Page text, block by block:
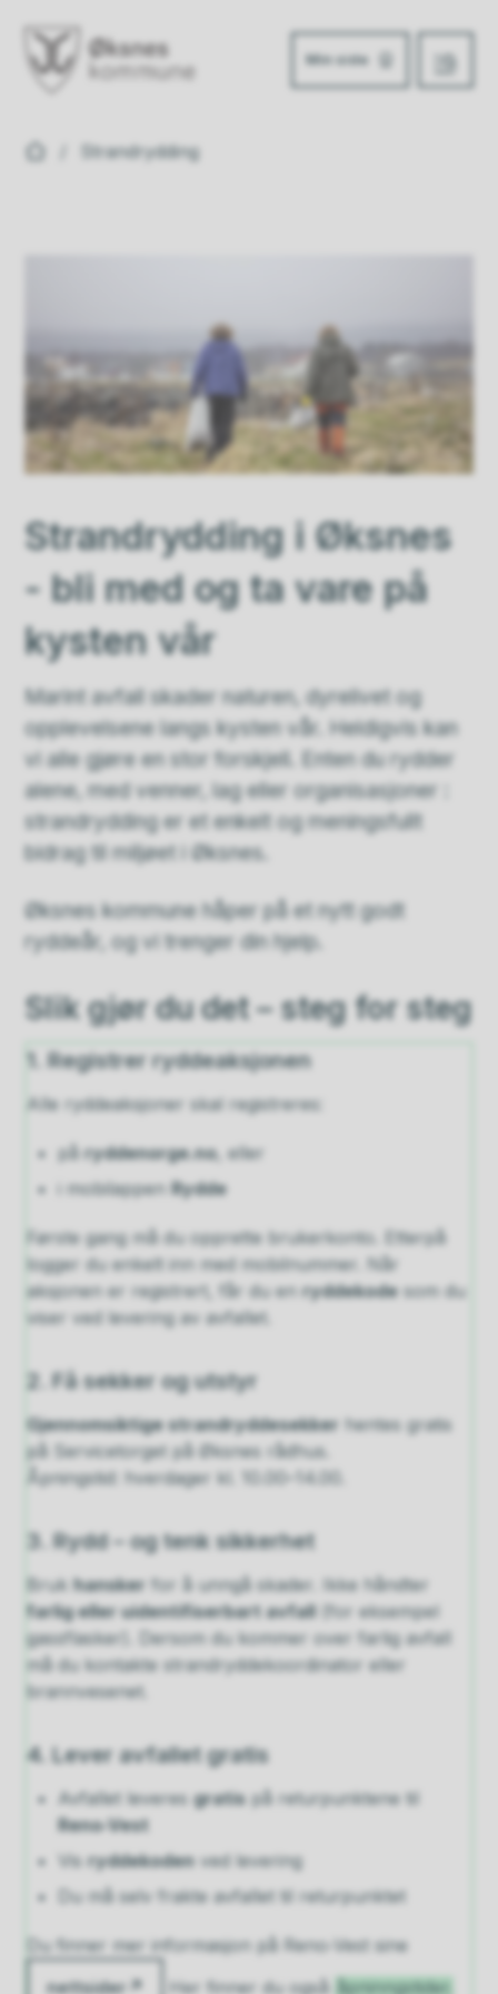
Min side
Meny
Du er her:Strandrydding
Strandrydding i Øksnes
- bli med og ta vare på
kysten vår
Marint avfall skader naturen, dyrelivet og
opplevelsene langs kysten vår. Heldigvis kan
vi alle gjøre en stor forskjell. Enten du rydder
alene, med venner, lag eller organisasjoner :
strandrydding er et enkelt og meningsfullt
bidrag til miljøet i Øksnes.
Øksnes kommune håper på et nytt godt
ryddeår, og vi trenger din hjelp.
Slik gjør du det – steg for steg
1. Registrer ryddeaksjonen
Alle ryddeaksjoner skal registreres:
påryddenorge.no, eller
i mobilappenRydde
Første gang må du opprette brukerkonto. Etterpå
logger du enkelt inn med mobilnummer. Når
aksjonen er registrert, får du enryddekodesom du
viser ved levering av avfallet.
2. Få sekker og utstyr
Gjennomsiktige strandryddesekker hentes gratis
på Servicetorget på Øksnes rådhus.
Åpningstid: hverdager kl. 10.00–14.00.
3. Rydd – og tenk sikkerhet
Brukhansker for å unngå skader. Ikke håndter
farlig eller uidentifiserbart avfall(for eksempel
gassflasker). Dersom du kommer over farlig avfall
må du kontakte strandryddekoordinator eller
brannvesenet.
4. Lever avfallet gratis
Avfallet leveresgratispå returpunktene til
Reno‑Vest
Visryddekodenved levering
Du må selv frakte avfallet til returpunktet
Du finner mer informasjon på Reno‑Vest sine
nettsider
Her finner du også åpninngstider.